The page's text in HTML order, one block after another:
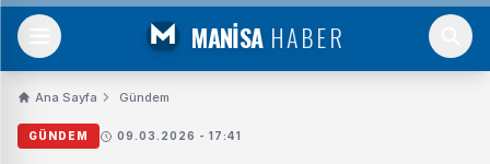
MANİSA HABER
Ana Sayfa Gündem
GÜNDEM 09.03.2026 - 17:41